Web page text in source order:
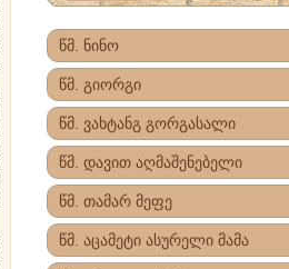
წმ. ნინო
წმ. გიორგი
წმ. ვახტანგ გორგასალი
წმ. დავით აღმაშენებელი
წმ. თამარ მეფე
წმ. აცამეტი ასურელი მამა